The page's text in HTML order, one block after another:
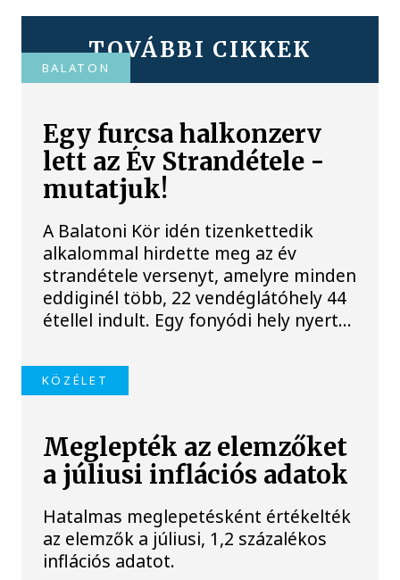
TOVÁBBI CIKKEK
BALATON
Egy furcsa halkonzerv
lett az Év Strandétele -
mutatjuk!
A Balatoni Kör idén tizenkettedik
alkalommal hirdette meg az év
strandétele versenyt, amelyre minden
eddiginél több, 22 vendéglátóhely 44
étellel indult. Egy fonyódi hely nyert...
KÖZÉLET
Meglepték az elemzőket
a júliusi inflációs adatok
Hatalmas meglepetésként értékelték
az elemzők a júliusi, 1,2 százalékos
inflációs adatot.